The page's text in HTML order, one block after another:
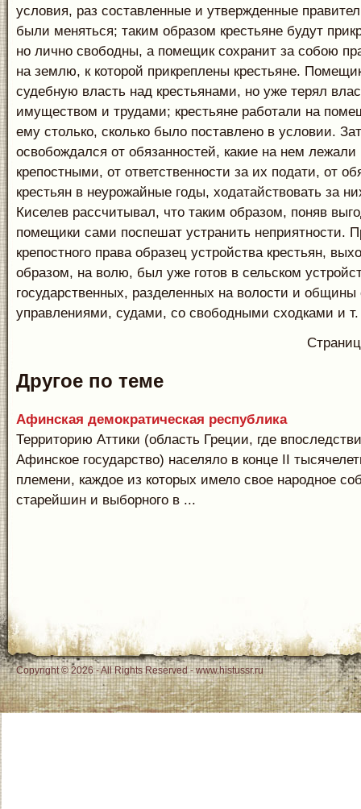
условия, раз составленные и утвержденные
были меняться; таким образом крестьяне будут
но лично свободны, а помещик сохранит за собою
на землю, к которой прикреплены крестьяне.
судебную власть над крестьянами, но уже терял
имуществом и трудами; крестьяне работали на
ему столько, сколько было поставлено в условии.
освобождался от обязанностей, какие на нем
крепостными, от ответственности за их подати, от
крестьян в неурожайные годы, ходатайствовать за
Киселев рассчитывал, что таким образом, поняв
помещики сами поспешат устранить неприятности.
крепостного права образец устройства крестьян,
образом, на волю, был уже готов в сельском
государственных, разделенных на волости и
управлениями, судами, со свободными сходками и
Другое по теме
Афинская демократическая республика
Территорию Аттики (об­ласть Греции, где
Афинское госу­дарство) населяло в конце II
племени, каждое из которых имело свое народное
старейшин и выборного в ...
Copyright © 2026 - All Rights Reserved - www.histussr.ru